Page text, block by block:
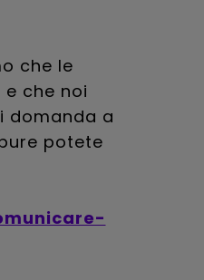
che le
che noi
domanda a
potete